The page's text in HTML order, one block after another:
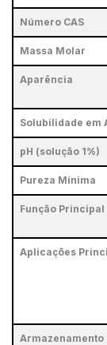
Número CAS
Massa Molar
Aparência
Solubilidade em
pH (solução 1%)
Pureza Mínima
Função Principal
Aplicações
Armazenamento